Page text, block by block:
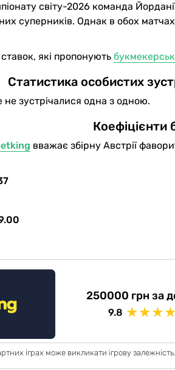
світу-2026 команда
суперників. Однак в обох
які пропонують
Статистика особистих
не зустрічалися одна з одною.
Коефіцієнти
вважає збірну Австрії
250000 грн за
9.8 ★★★★
іграх може викликати ігрову